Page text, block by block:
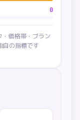
0
価格帯・ブラン
自の指標です